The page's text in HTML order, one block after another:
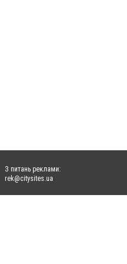
З питань реклами:
rek@citysites.ua